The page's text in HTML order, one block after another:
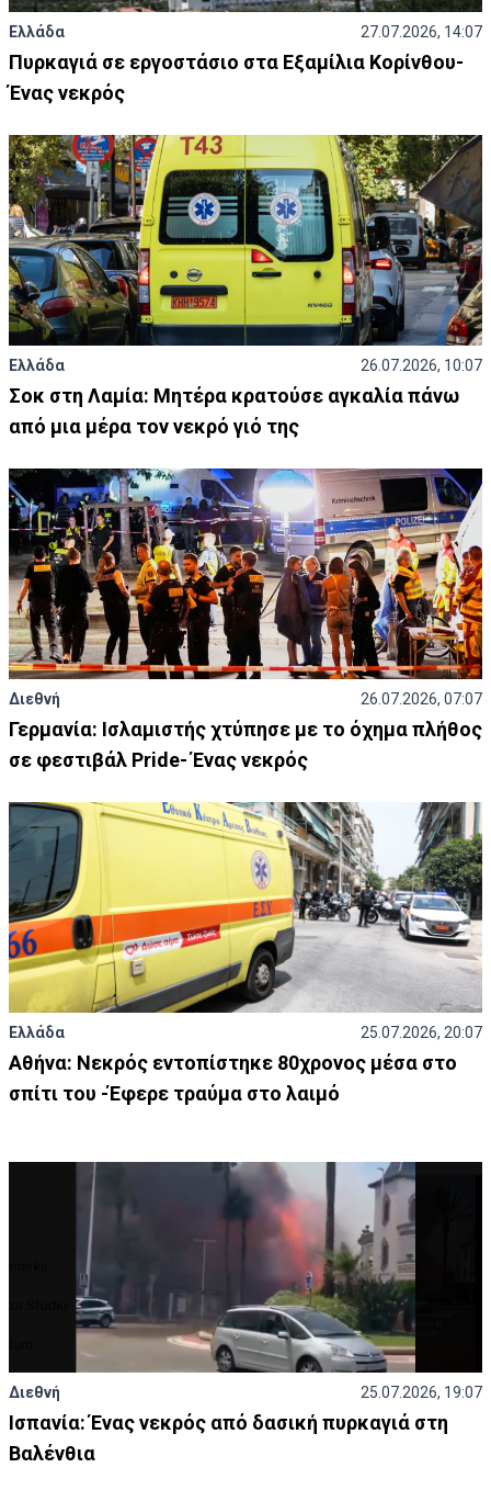
Ελλάδα 27.07.2026, 14:07
Πυρκαγιά σε εργοστάσιο στα Εξαμίλια Κορίνθου-
Ένας νεκρός
Ελλάδα 26.07.2026, 10:07
Σοκ στη Λαμία: Μητέρα κρατούσε αγκαλία πάνω
από μια μέρα τον νεκρό γιό της
Διεθνή 26.07.2026, 07:07
Γερμανία: Ισλαμιστής χτύπησε με το όχημα πλήθος
σε φεστιβάλ Pride- Ένας νεκρός
Ελλάδα 25.07.2026, 20:07
Αθήνα: Νεκρός εντοπίστηκε 80χρονος μέσα στο
σπίτι του -Έφερε τραύμα στο λαιμό
Διεθνή 25.07.2026, 19:07
Ισπανία: Ένας νεκρός από δασική πυρκαγιά στη
Βαλένθια